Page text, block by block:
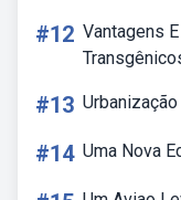
#12 Vantagens
#13
#14 Uma Nova